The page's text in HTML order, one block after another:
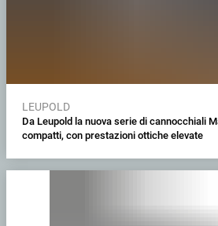
LEUPOLD
Da Leupold la nuova serie di cannocchiali
compatti, con prestazioni ottiche elevate